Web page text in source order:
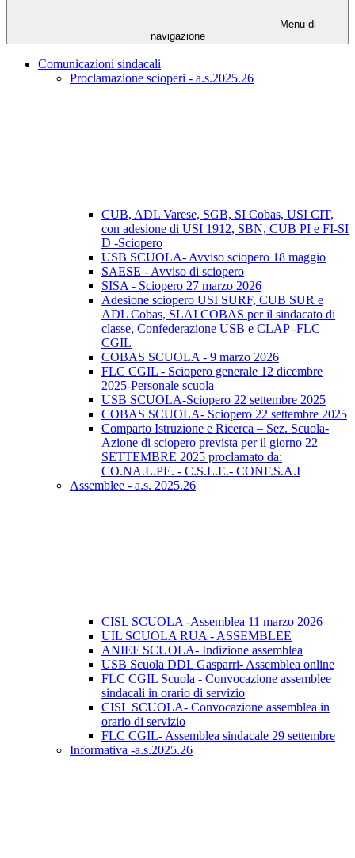
Menu di
navigazione
Comunicazioni sindacali
Proclamazione scioperi - a.s.2025.26
CUB, ADL Varese, SGB, SI Cobas, USI CIT,
con adesione di USI 1912, SBN, CUB PI e FI-SI
D -Sciopero
USB SCUOLA- Avviso sciopero 18 maggio
SAESE - Avviso di sciopero
SISA - Sciopero 27 marzo 2026
Adesione sciopero USI SURF, CUB SUR e
ADL Cobas, SLAI COBAS per il sindacato di
classe, Confederazione USB e CLAP -FLC
CGIL
COBAS SCUOLA - 9 marzo 2026
FLC CGIL - Sciopero generale 12 dicembre
2025-Personale scuola
USB SCUOLA-Sciopero 22 settembre 2025
COBAS SCUOLA- Sciopero 22 settembre 2025
Comparto Istruzione e Ricerca – Sez. Scuola-
Azione di sciopero prevista per il giorno 22
SETTEMBRE 2025 proclamato da:
CO.NA.L.PE. - C.S.L.E.- CONF.S.A.I
Assemblee - a.s. 2025.26
CISL SCUOLA -Assemblea 11 marzo 2026
UIL SCUOLA RUA - ASSEMBLEE
ANIEF SCUOLA- Indizione assemblea
USB Scuola DDL Gasparri- Assemblea online
FLC CGIL Scuola - Convocazione assemblee
sindacali in orario di servizio
CISL SCUOLA- Convocazione assemblea in
orario di servizio
FLC CGIL- Assemblea sindacale 29 settembre
Informativa -a.s.2025.26